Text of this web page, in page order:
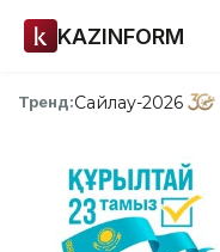
KAZINFORM
Тренд:Сайлау-2026